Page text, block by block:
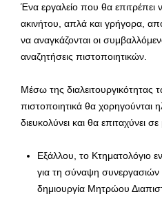
Ένα εργαλείο που θα επιτρέπει
ακινήτου, απλά και γρήγορα,
να αναγκάζονται οι
αναζητήσεις πιστοποιητικών.
Μέσω της
πιστοποιητικά θα χορηγούνται
διευκολύνει και θα επιταχύνει
Εξάλλου, το Κτηματολόγιο
για τη σύναψη
δημιουργία Μητρώου